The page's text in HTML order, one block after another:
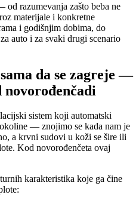
razumevanja zašto beba ne
materijale i konkretne
i godišnjim dobima, do
auto i za svaki drugi scenario
da se zagreje —
sistem koji automatski
— znojimo se kada nam je
a krvni sudovi u koži se šire ili
Kod novorođenčeta ovaj
karakteristika koje ga čine